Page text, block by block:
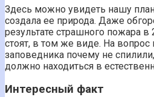
Здесь можно увидеть нашу
создала ее природа. Даже
результате страшного пожара в
стоят, в том же виде. На вопрос
заповедника почему не
должно находиться в
Интересный факт